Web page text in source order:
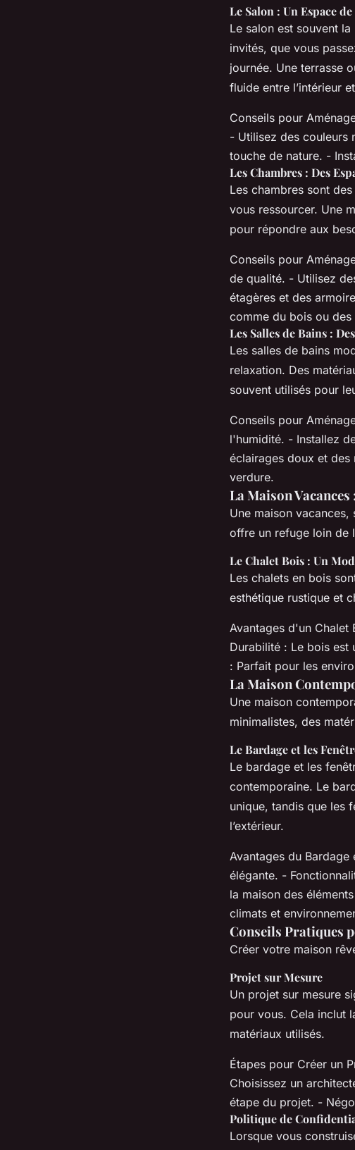
Le Salon : Un Espace
Le salon est souvent
invités, que vous
journée. Une terrasse
fluide entre l’intérieur
Conseils pour
- Utilisez des couleurs
touche de nature. -
Les Chambres : Des
Les chambres sont
vous ressourcer. Une
pour répondre aux
Conseils pour
de qualité. - Utilisez
étagères et des
comme du bois ou des
Les Salles de Bains :
Les salles de bains
relaxation. Des
souvent utilisés pour
Conseils pour
l'humidité. - Installez
éclairages doux et
verdure.
La Maison Vacances
Une maison
offre un refuge loin de
Le Chalet Bois : Un
Les chalets en bois
esthétique rustique et
Avantages d'un Chalet
Durabilité : Le bois est
: Parfait pour les
La Maison
Une maison
minimalistes, des
Le Bardage et les
Le bardage et les
contemporaine. Le
unique, tandis que les
l’extérieur.
Avantages du
élégante. -
la maison des
climats et
Conseils Pratiques
Créer votre maison
Projet sur Mesure
Un projet sur mesure
pour vous. Cela inclut
matériaux utilisés.
Étapes pour Créer un
Choisissez un
étape du projet. -
Politique de
Lorsque vous